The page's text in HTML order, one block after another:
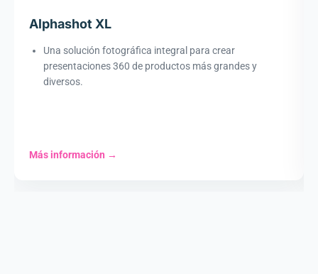
Alphashot XL
Una solución fotográfica integral para crear
presentaciones 360 de productos más grandes y
diversos.
Más información →